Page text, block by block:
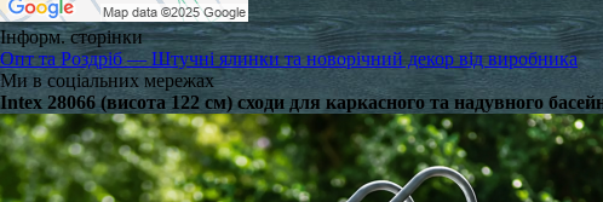
Інформ. сторінки
Опт та Роздріб — Штучні ялинки та новорічний декор від виробника
Ми в соціальних мережах
Intex 28066 (висота 122 см) сходи для каркасного та надувного